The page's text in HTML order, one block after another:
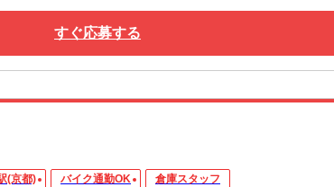
すぐ応募する
(京都) バイク通勤OK 倉庫スタッフ